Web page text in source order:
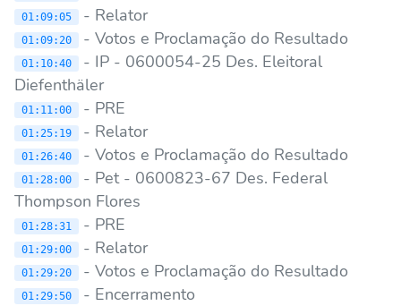
01:09:05 - Relator
01:09:20 - Votos e Proclamação do Resultado
01:10:40
- IP - 0600054-25 Des. Eleitoral
Diefenthäler
01:11:00 - PRE
01:25:19 - Relator
01:26:40 - Votos e Proclamação do Resultado
01:28:00
- Pet - 0600823-67 Des. Federal
Thompson Flores
01:28:31 - PRE
01:29:00 - Relator
01:29:20 - Votos e Proclamação do Resultado
01:29:50 - Encerramento